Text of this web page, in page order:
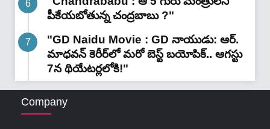
పీకేయబోతున్న చంద్రబాబు ?"
"GD Naidu Movie : GD నాయుడు: ఆర్.
మాధవన్‌ కెరీర్‌లో మరో బెస్ట్ బయోపిక్.. ఆగస్టు
7న థియేటర్లలోకి!"
Company